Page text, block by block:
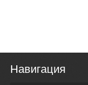
Навигация